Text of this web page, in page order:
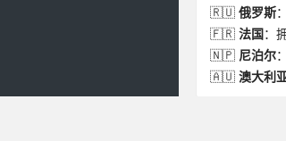
🇷🇺 俄罗斯
🇫🇷 法国：
🇳🇵 尼泊尔
🇦🇺 澳大利